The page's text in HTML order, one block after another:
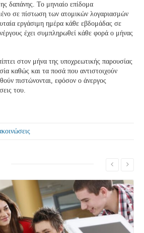
δαπάνης. Το μηνιαίο επίδομα
σε πίστωση των ατομικών λογαριασμών
εργάσιμη ημέρα κάθε εβδομάδας σε
έχει συμπληρωθεί κάθε φορά ο μήνας
στον μήνα της υποχρεωτικής παρουσίας
καθώς και τα ποσά που αντιστοιχούν
πιστώνονται, εφόσον ο άνεργος
του.
Δείτε Περισσότερα